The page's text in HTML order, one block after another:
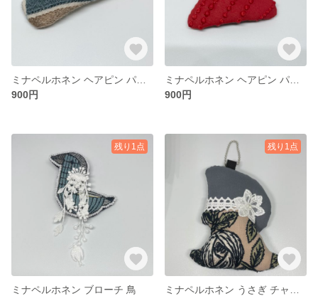
900円
900円
残り1点
ミナペルホネン ブローチ 鳥
残り1点